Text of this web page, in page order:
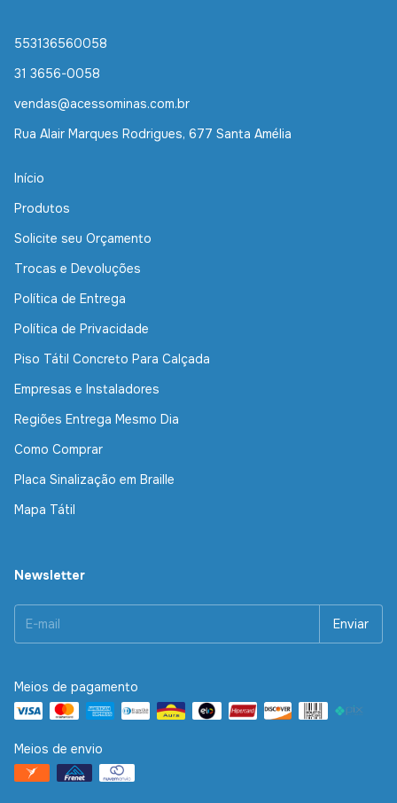
553136560058
31 3656-0058
vendas@acessominas.com.br
Rua Alair Marques Rodrigues, 677 Santa Amélia
Início
Produtos
Solicite seu Orçamento
Trocas e Devoluções
Política de Entrega
Política de Privacidade
Piso Tátil Concreto Para Calçada
Empresas e Instaladores
Regiões Entrega Mesmo Dia
Como Comprar
Placa Sinalização em Braille
Mapa Tátil
Newsletter
Meios de pagamento
Meios de envio